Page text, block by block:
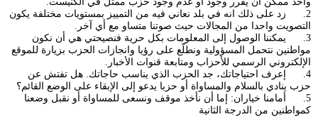
2. زد على ذلك انه في بلد نعاني فيه من التمييز بمستويات مختلفة يكون
التصويت واحدا من المجالات حيث صوتنا متساو مع أي آخر.
3. يمكننا الوصول إلى المعلومات بكل حرية فنصيحتي هي أن نكون
مواطنين نتحمل المسؤولية ونطلّع على رؤيا وانجازات الحزب بزيارة للموقع
الإلكتروني الرسمي للأحزاب ومتابعة قنوات الأخبار.
4. إعرف احتياجاتك، جد الحزب الذي يناسب حاجاتك. هل تفتش عن
حزب ينادي بالسلام والمساواة أو حزبا يدعو إلى الإبقاء على الوضع القائم؟
5. أمامنا خياران: إما أن نأخذ موقف ونسعى للمساواة أو نقبل وضعنا
كمواطنين من الدرجة الثانية